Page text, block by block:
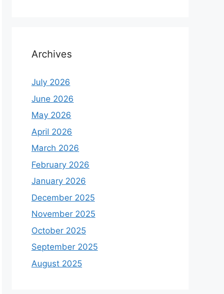
Archives
July 2026
June 2026
May 2026
April 2026
March 2026
February 2026
January 2026
December 2025
November 2025
October 2025
September 2025
August 2025